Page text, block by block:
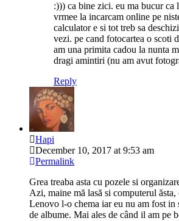
:))) ca bine zici. eu ma bucur ca
vrmee la incarcam online pe
calculator e si tot treb sa
vezi. pe cand fotocartea o scoti
am una primita cadou la nunta
dragi amintiri (nu am avut
Reply
Hapi
December 10, 2017 at 9:53 am
Permalink
Grea treaba asta cu pozele si
Azi, maine mă lasă si computerul ăsta,
Lenovo l-o chema iar eu nu am fost in
de albume. Mai ales de când il am pe